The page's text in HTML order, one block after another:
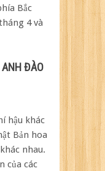
Bắc
4 và
ANH ĐÀO
hậu khác
Bản hoa
nhau.
của các